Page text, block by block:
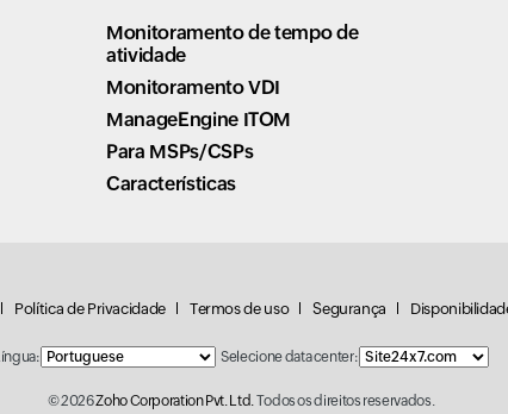
Monitoramento de tempo de
atividade
Monitoramento VDI
ManageEngine ITOM
Para MSPs/CSPs
Características
Política de Privacidade Termos de uso Segurança
Selecione data center:
© 2026Zoho Corporation Pvt. Ltd. Todos os direitos reservados.